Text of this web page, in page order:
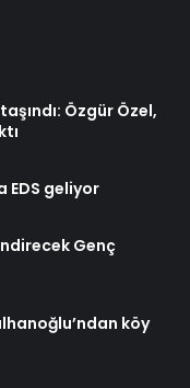
Özgür Özel,
EDS geliyor
Genç
köy